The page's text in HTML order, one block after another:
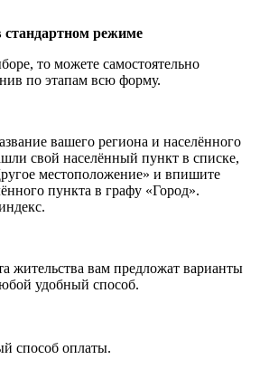
стандартном режиме
то можете самостоятельно
по этапам всю форму.
вашего региона и населённого
свой населённый пункт в списке,
местоположение» и впишите
пункта в графу «Город».
жительства вам предложат варианты
удобный способ.
способ оплаты.